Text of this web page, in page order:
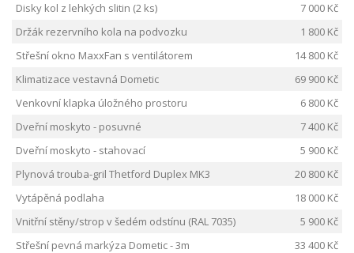
Disky kol z lehkých slitin (2 ks)
7 000 Kč
Držák rezervního kola na podvozku
1 800 Kč
Střešní okno MaxxFan s ventilátorem
14 800 Kč
Klimatizace vestavná Dometic
69 900 Kč
Venkovní klapka úložného prostoru
6 800 Kč
Dveřní moskyto - posuvné
7 400 Kč
Dveřní moskyto - stahovací
5 900 Kč
Plynová trouba-gril Thetford Duplex MK3
20 800 Kč
Vytápěná podlaha
18 000 Kč
Vnitřní stěny/strop v šedém odstínu (RAL 7035)
5 900 Kč
Střešní pevná markýza Dometic - 3m
33 400 Kč